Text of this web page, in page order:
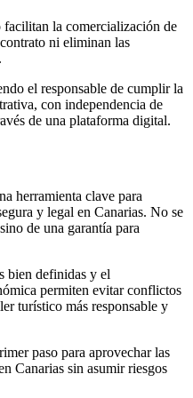
la comercialización de
ni eliminan las
el responsable de cumplir la
con independencia de
de una plataforma digital.
herramienta clave para
y legal en Canarias. No se
de una garantía para
bien definidas y el
permiten evitar conflictos
turístico más responsable y
paso para aprovechar las
Canarias sin asumir riesgos